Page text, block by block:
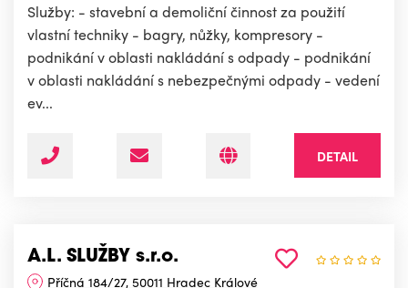
Služby: - stavební a demoliční činnost za použití
vlastní techniky - bagry, nůžky, kompresory -
podnikání v oblasti nakládání s odpady - podnikání
v oblasti nakládání s nebezpečnými odpady - vedení
ev...
DETAIL
A.L. SLUŽBY s.r.o.
Příčná 184/27, 50011 Hradec Králové